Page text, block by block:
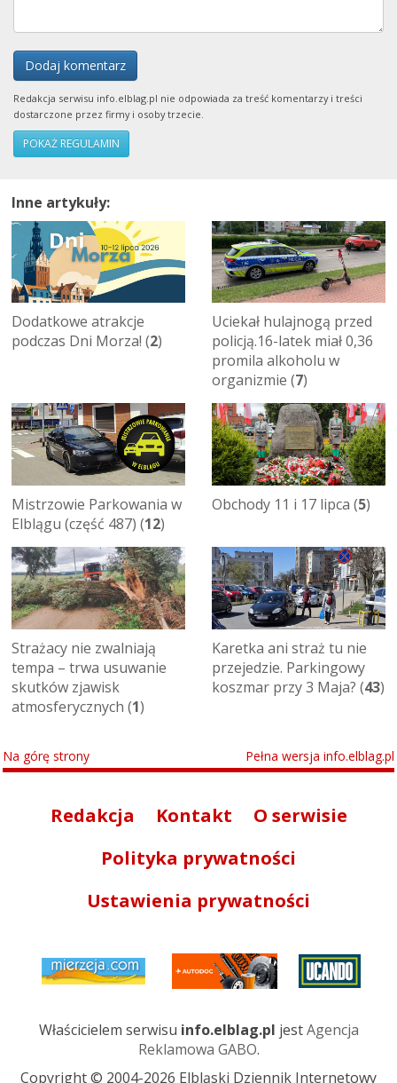
Dodaj komentarz
Redakcja serwisu info.elblag.pl nie odpowiada za treść komentarzy i treści
dostarczone przez firmy i osoby trzecie.
POKAŻ REGULAMIN
Inne artykuły:
Dodatkowe atrakcje
podczas Dni Morza! (2)
Uciekał hulajnogą przed
policją.16-latek miał 0,36
promila alkoholu w
organizmie (7)
Mistrzowie Parkowania w
Elblągu (część 487) (12)
Obchody 11 i 17 lipca (5)
Strażacy nie zwalniają
tempa – trwa usuwanie
skutków zjawisk
atmosferycznych (1)
Karetka ani straż tu nie
przejedzie. Parkingowy
koszmar przy 3 Maja? (43)
Na górę strony Pełna wersja info.elblag.pl
Redakcja Kontakt
O serwisie
Polityka prywatności
Ustawienia prywatności
Właścicielem serwisu info.elblag.pl jestAgencja
Reklamowa GABO.
Copyright © 2004-2026 Elbląski Dziennik Internetowy